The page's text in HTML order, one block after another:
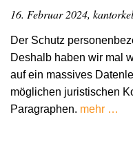
16. Februar 2024, kantorkel
Der Schutz
Deshalb haben wir mal
auf ein massives
möglichen juristischen
Paragraphen. mehr …